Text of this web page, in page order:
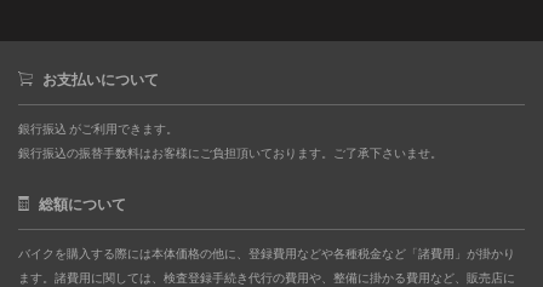
お支払いについて
銀行振込 がご利用できます。
銀行振込の振替手数料はお客様にご負担頂いております。ご了承下さいませ。
総額について
バイクを購入する際には本体価格の他に、登録費用などや各種税金など「諸費用」が掛かり
ます。諸費用に関しては、検査登録手続き代行の費用や、整備に掛かる費用など、販売店に